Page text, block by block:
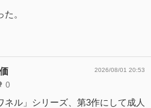
。
0
2026/08/01 20:53
ネル」シリーズ、第3作にして成人